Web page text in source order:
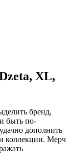
ХL,
бренд,
быть по-
дополнить
коллекции. Мерч